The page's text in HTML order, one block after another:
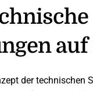
auf
der